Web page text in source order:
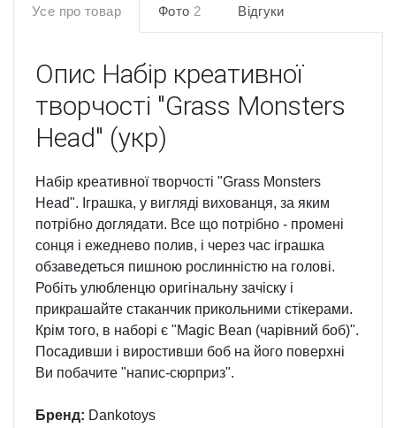
Усе про товар Фото 2 Відгуки
Опис Набір креативної
творчості "Grass Monsters
Head" (укр)
Набір креативної творчості "Grass Monsters
Head". Іграшка, у вигляді вихованця, за яким
потрібно доглядати. Все що потрібно - промені
сонця і ежеднево полив, і через час іграшка
обзаведеться пишною рослинністю на голові.
Робіть улюбленцю оригінальну зачіску і
прикрашайте стаканчик прикольними стікерами.
Крім того, в наборі є "Magic Bean (чарівний боб)".
Посадивши і виростивши боб на його поверхні
Ви побачите "напис-сюрприз".
Бренд: Dankotoys